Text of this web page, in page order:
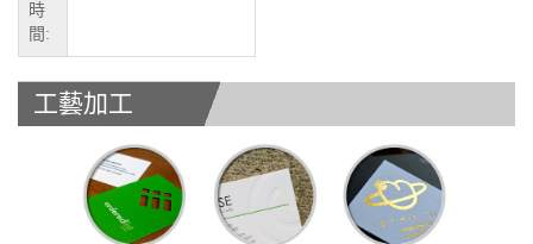
時
間:
工藝加工